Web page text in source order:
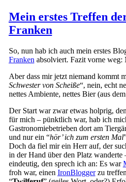
Mein erstes Treffen
Franken
So, nun hab ich auch mein erstes
Franken absolviert. Fazit vorne weg:
Aber dass mir jetzt niemand kommt
Schwester von Scheiße“, nein, echt
nettes Ambiente, nettes Bier (aus
Der Start war zwar etwas holprig,
für mich – pünktlich war, hab ich
Gastronomiebetrieben dort am
und nur ein “hör’ ich zum ersten Mal
Doch da fiel mir ein Herr auf, der
in der Hand über den Platz wanderte
eindeutig, den sprech ich an: Es war
froh war, einen IronBloggerzu